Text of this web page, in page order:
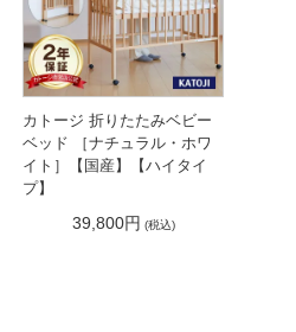
カトージ 折りたたみベビー
ベッド ［ナチュラル・ホワ
イト］【国産】【ハイタイ
プ】
39,800円 (税込)